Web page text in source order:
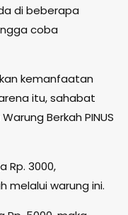
di beberapa
coba
kemanfaatan
itu, sahabat
Berkah PINUS
Rp. 3000,
melalui warung ini.